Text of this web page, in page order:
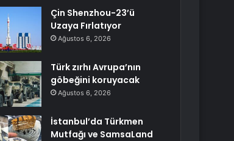
Çin Shenzhou-23’ü
Uzaya Fırlatıyor
Ağustos 6, 2026
Türk zırhı Avrupa’nın
göbeğini koruyacak
Ağustos 6, 2026
İstanbul’da Türkmen
Mutfağı ve SamsaLand